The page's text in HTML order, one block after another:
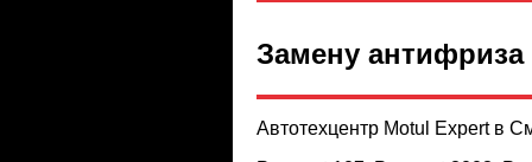
Замену
Автотехцентр Motul Expert в